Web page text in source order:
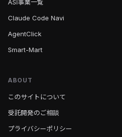
ASI事業一覧
Claude Code Navi
AgentClick
Smart-Mart
ABOUT
このサイトについて
受託開発のご相談
プライバシーポリシー